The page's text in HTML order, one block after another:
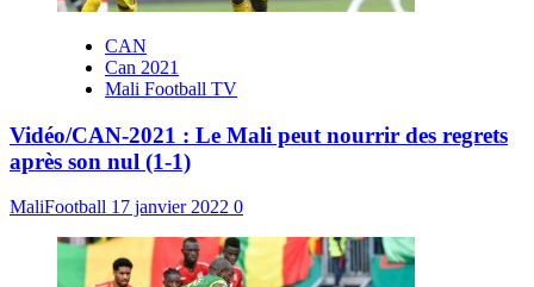
CAN
Can 2021
Mali Football TV
Vidéo/CAN-2021 : Le Mali peut nourrir des regrets
après son nul (1-1)
MaliFootball 17 janvier 2022 0